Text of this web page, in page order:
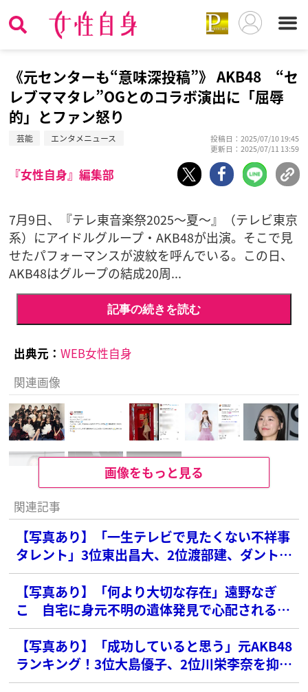
《元センターも“意味深投稿”》 AKB48 “セ
レブママタレ”OGとのコラボ演出に「屈辱
的」とファン怒り
芸能 エンタメニュース
投稿日：2025/07/10 19:45
更新日：2025/07/11 13:59
『女性自身』編集部
7月9日、『テレ東音楽祭2025～夏～』（テレビ東京
系）にアイドルグループ・AKB48が出演。そこで見
せたパフォーマンスが波紋を呼んでいる。この日、
AKB48はグループの結成20周...
記事の続きを読む
出典元： WEB女性自身
関連画像
画像をもっと見る
関連記事
【写真あり】「一生テレビで見たくない不祥事
タレント」3位東出昌大、2位渡部建、ダントツ
1位の俳優は？
【写真あり】「何より大切な存在」遠野なぎ
こ 自宅に身元不明の遺体発見で心配される
「愛猫の行方」
【写真あり】「成功していると思う」元AKB48
ランキング！3位大島優子、2位川栄李奈を抑え
た1位は？